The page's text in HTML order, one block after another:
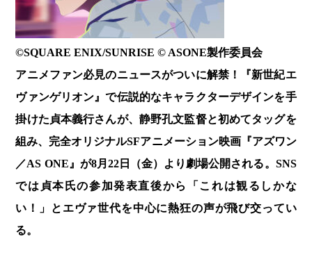
©SQUARE ENIX/SUNRISE © ASONE製作委員会
アニメファン必見のニュースがついに解禁！『新世紀エ
ヴァンゲリオン』で伝説的なキャラクターデザインを手
掛けた貞本義行さんが、静野孔文監督と初めてタッグを
組み、完全オリジナルSFアニメーション映画『アズワン
／AS ONE』が8月22日（金）より劇場公開される。SNS
では貞本氏の参加発表直後から「これは観るしかな
い！」とエヴァ世代を中心に熱狂の声が飛び交ってい
る。